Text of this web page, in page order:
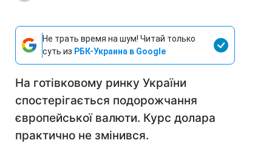
Не трать время на шум! Читай только
суть из РБК-Украина в Google
На готівковому ринку України
спостерігається подорожчання
європейської валюти. Курс долара
практично не змінився.